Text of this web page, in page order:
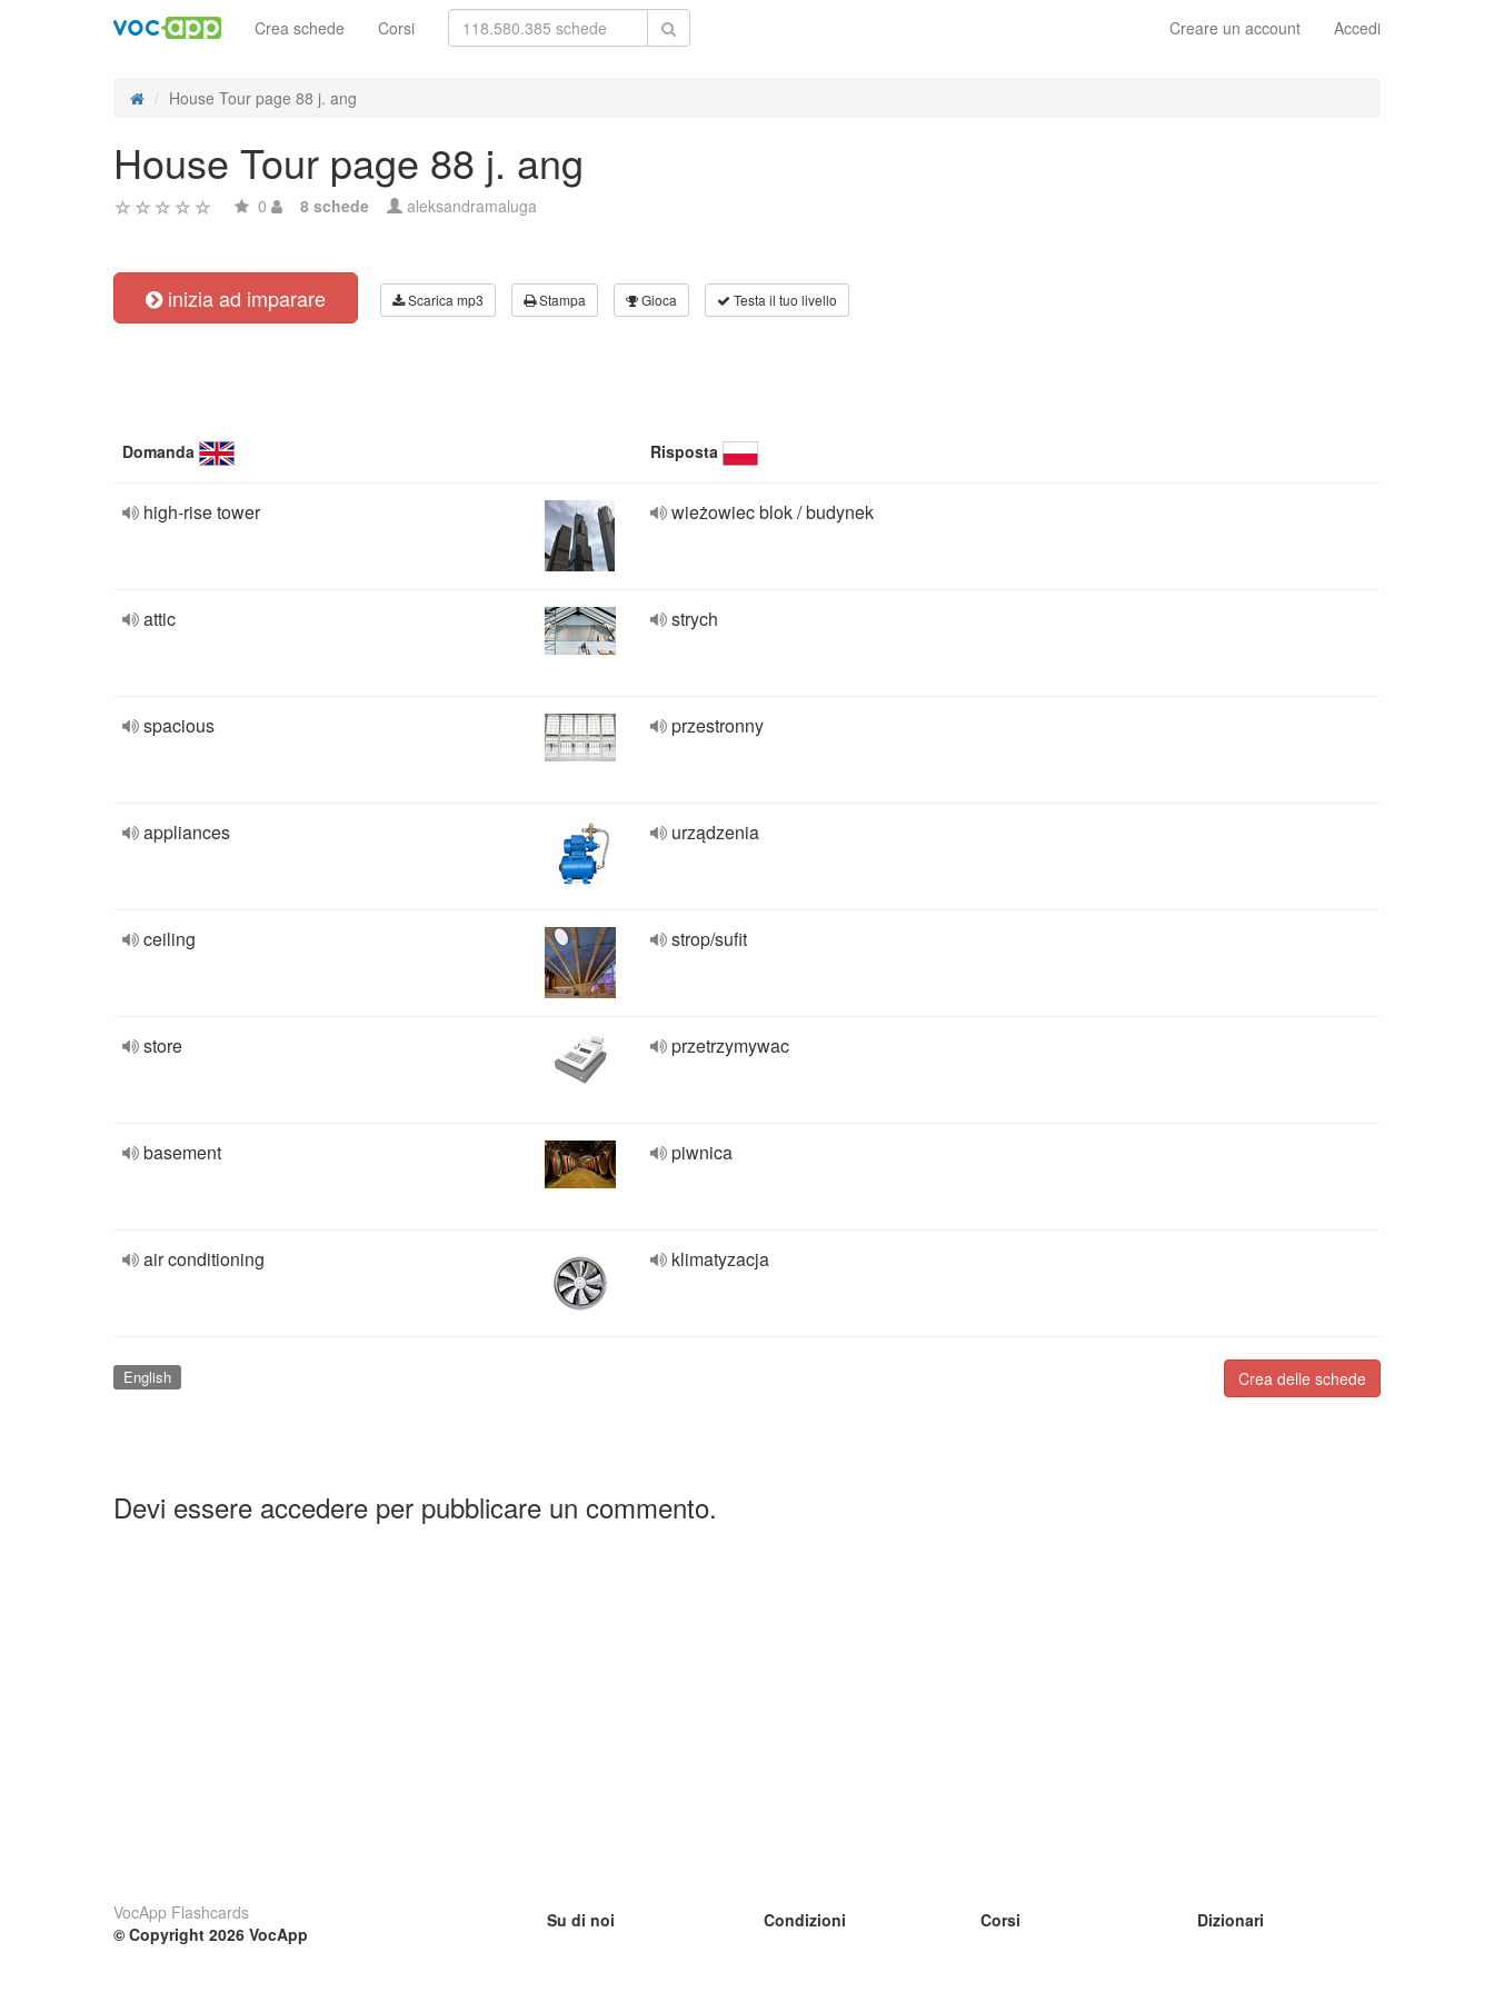
Creare un account Accedi
Crea schede Corsi
House Tour page 88 j. ang
House Tour page 88 j. ang
0 8 schede aleksandramaluga
inizia ad imparare Scarica mp3 Stampa Gioca Testa il tuo livello
Domanda Risposta
high-rise tower wieżowiec blok / budynek
attic strych
spacious przestronny
appliances urządzenia
ceiling strop/sufit
store przetrzymywac
basement piwnica
air conditioning klimatyzacja
Crea delle schede
English
Devi essere accedere per pubblicare un commento.
VocApp Flashcards
© Copyright 2026 VocApp
Su di noi
Condizioni
Corsi
Dizionari